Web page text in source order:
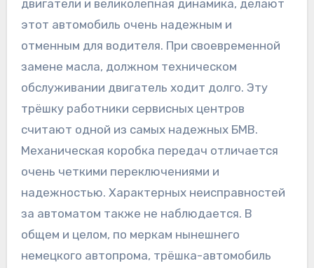
двигатели и великолепная динамика, делают
этот автомобиль очень надежным и
отменным для водителя. При своевременной
замене масла, должном техническом
обслуживании двигатель ходит долго. Эту
трёшку работники сервисных центров
считают одной из самых надежных БМВ.
Механическая коробка передач отличается
очень четкими переключениями и
надежностью. Характерных неисправностей
за автоматом также не наблюдается. В
общем и целом, по меркам нынешнего
немецкого автопрома, трёшка-автомобиль